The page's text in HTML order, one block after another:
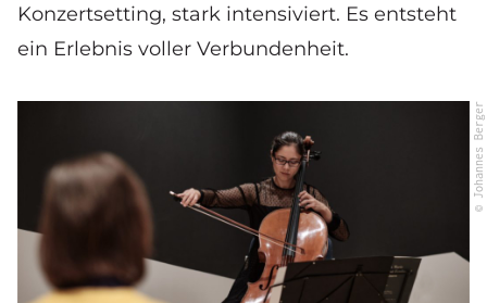
Konzertsetting, stark intensiviert. Es entsteht
ein Erlebnis voller Verbundenheit.
© Johannes Berger